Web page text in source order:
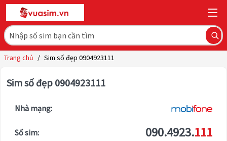
Trang chủ / Sim số đẹp 0904923111
Sim số đẹp 0904923111
Nhà mạng:
Số sim: 090.4923.111